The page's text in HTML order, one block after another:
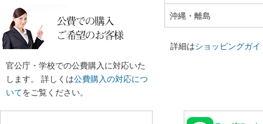
官公庁・学校での公費購入に対応いた
します。 詳しくは公費購入の対応につ
いてをご覧ください。
沖縄・離島
詳細はショッピングガイ